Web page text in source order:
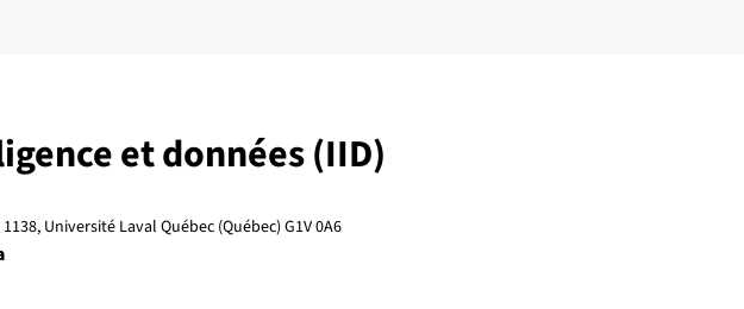
et données (IID)
Université Laval Québec (Québec) G1V 0A6